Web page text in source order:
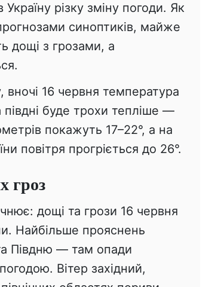
різку зміну погоди. Як
синоптиків, майже
дощі з грозами, а
16 червня температура
буде трохи тепліше —
покажуть 17–22°, а на
повітря прогріється до 26°.
гроз
дощі та грози 16 червня
Найбільше прояснень
Півдню — там опади
Вітер західний,